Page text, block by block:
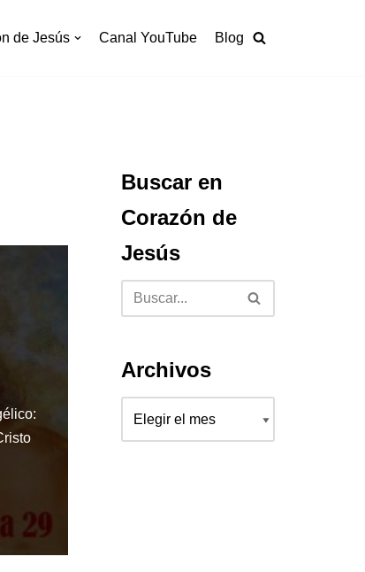
de Jesús Canal YouTube Blog
Buscar en
Corazón de
Jesús
Archivos